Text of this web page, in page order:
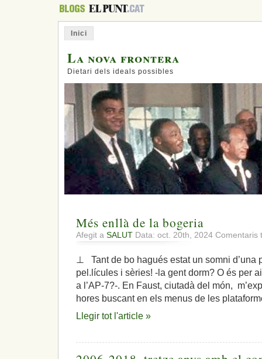
Inici
La nova frontera
Dietari dels ideals possibles
Més enllà de la bogeria
Afegit a SALUT Data: oct. 20th, 2024 Comentaris
⊥ Tant de bo hagués estat un somni d’una
pel.lícules i sèries! -la gent dorm? O és per
a l’AP-7?-. En Faust, ciutadà del món,
hores buscant en els menus de les
Llegir tot l'article »